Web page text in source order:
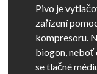
Pivo je
zařízení
kompresoru.
biogon,
se tlačné